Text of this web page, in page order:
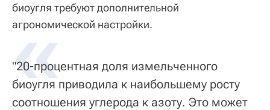
биоугля требуют дополнительной
агрономической настройки.
«
"20-процентная доля измельченного
биоугля приводила к наибольшему росту
соотношения углерода к азоту. Это может